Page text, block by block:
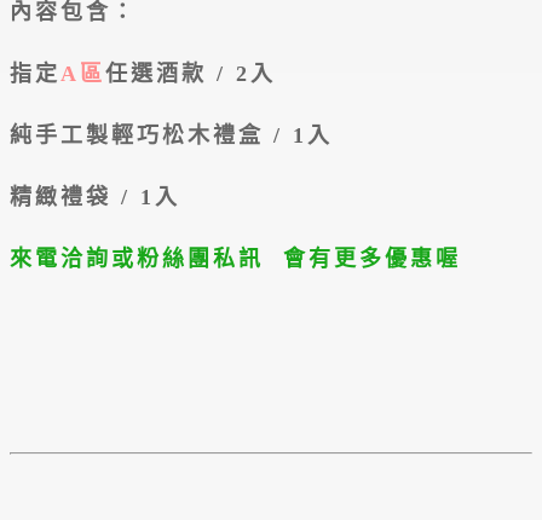
內容包含：
指定 A區 任選酒款 / 2入
純手工製輕巧松木禮盒 / 1入
精緻禮袋 / 1入
來電洽詢或粉絲團私訊 會有更多優惠喔